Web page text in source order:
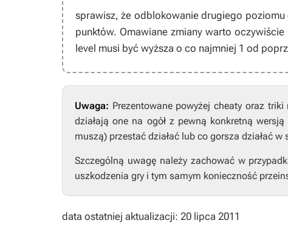
sprawisz, że odblokowanie drugiego
punktów. Omawiane zmiany warto
level musi być wyższa o co najmniej 1 od
Uwaga: Prezentowane powyżej cheaty oraz
działają one na ogół z pewną konkretną
muszą) przestać działać lub co gorsza działać w
Szczególną uwagę należy zachować w
uszkodzenia gry i tym samym konieczność
data ostatniej aktualizacji: 20 lipca 2011